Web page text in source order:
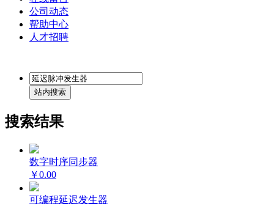
公司动态
帮助中心
人才招聘
搜索结果
数字时序同步器
￥0.00
可编程延迟发生器